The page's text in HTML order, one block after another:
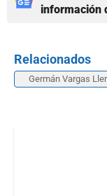
información
Relacionados
Germán Vargas